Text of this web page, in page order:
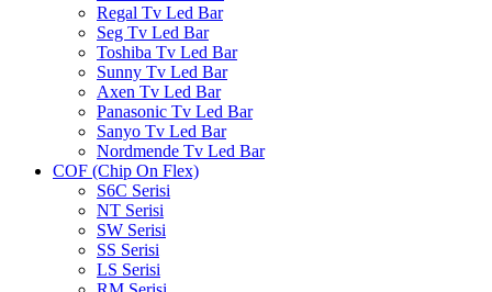
Regal Tv Led Bar
Seg Tv Led Bar
Toshiba Tv Led Bar
Sunny Tv Led Bar
Axen Tv Led Bar
Panasonic Tv Led Bar
Sanyo Tv Led Bar
Nordmende Tv Led Bar
COF (Chip On Flex)
S6C Serisi
NT Serisi
SW Serisi
SS Serisi
LS Serisi